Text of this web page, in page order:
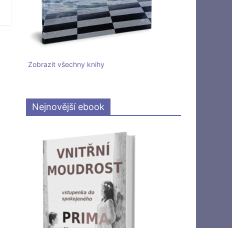
Zobrazit všechny knihy
Nejnovější ebook